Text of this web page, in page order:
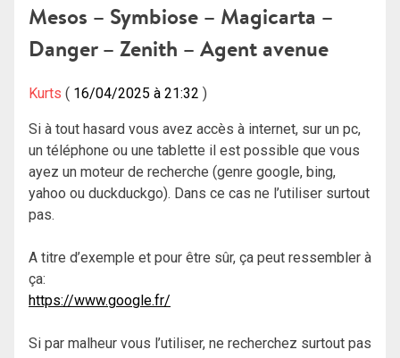
Mesos – Symbiose – Magicarta –
Danger – Zenith – Agent avenue
Kurts 16/04/2025 à 21:32
Si à tout hasard vous avez accès à internet, sur un pc,
un téléphone ou une tablette il est possible que vous
ayez un moteur de recherche (genre google, bing,
yahoo ou duckduckgo). Dans ce cas ne l’utiliser surtout
pas.
A titre d’exemple et pour être sûr, ça peut ressembler à
ça:
https://www.google.fr/
Si par malheur vous l’utiliser, ne recherchez surtout pas